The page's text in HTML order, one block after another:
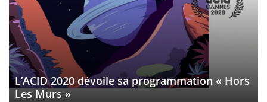
L’ACID 2020 dévoile sa programmation « Hors
Les Murs »